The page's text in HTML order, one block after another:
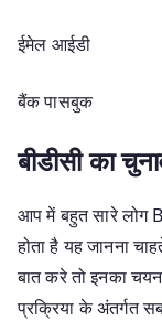
ईमेल आईडी
बैंक पासबुक
बीडीसी का
आप में बहुत सारे लोग
होता है यह जानना
बात करे तो इनका चयन
प्रक्रिया के अंतर्गत